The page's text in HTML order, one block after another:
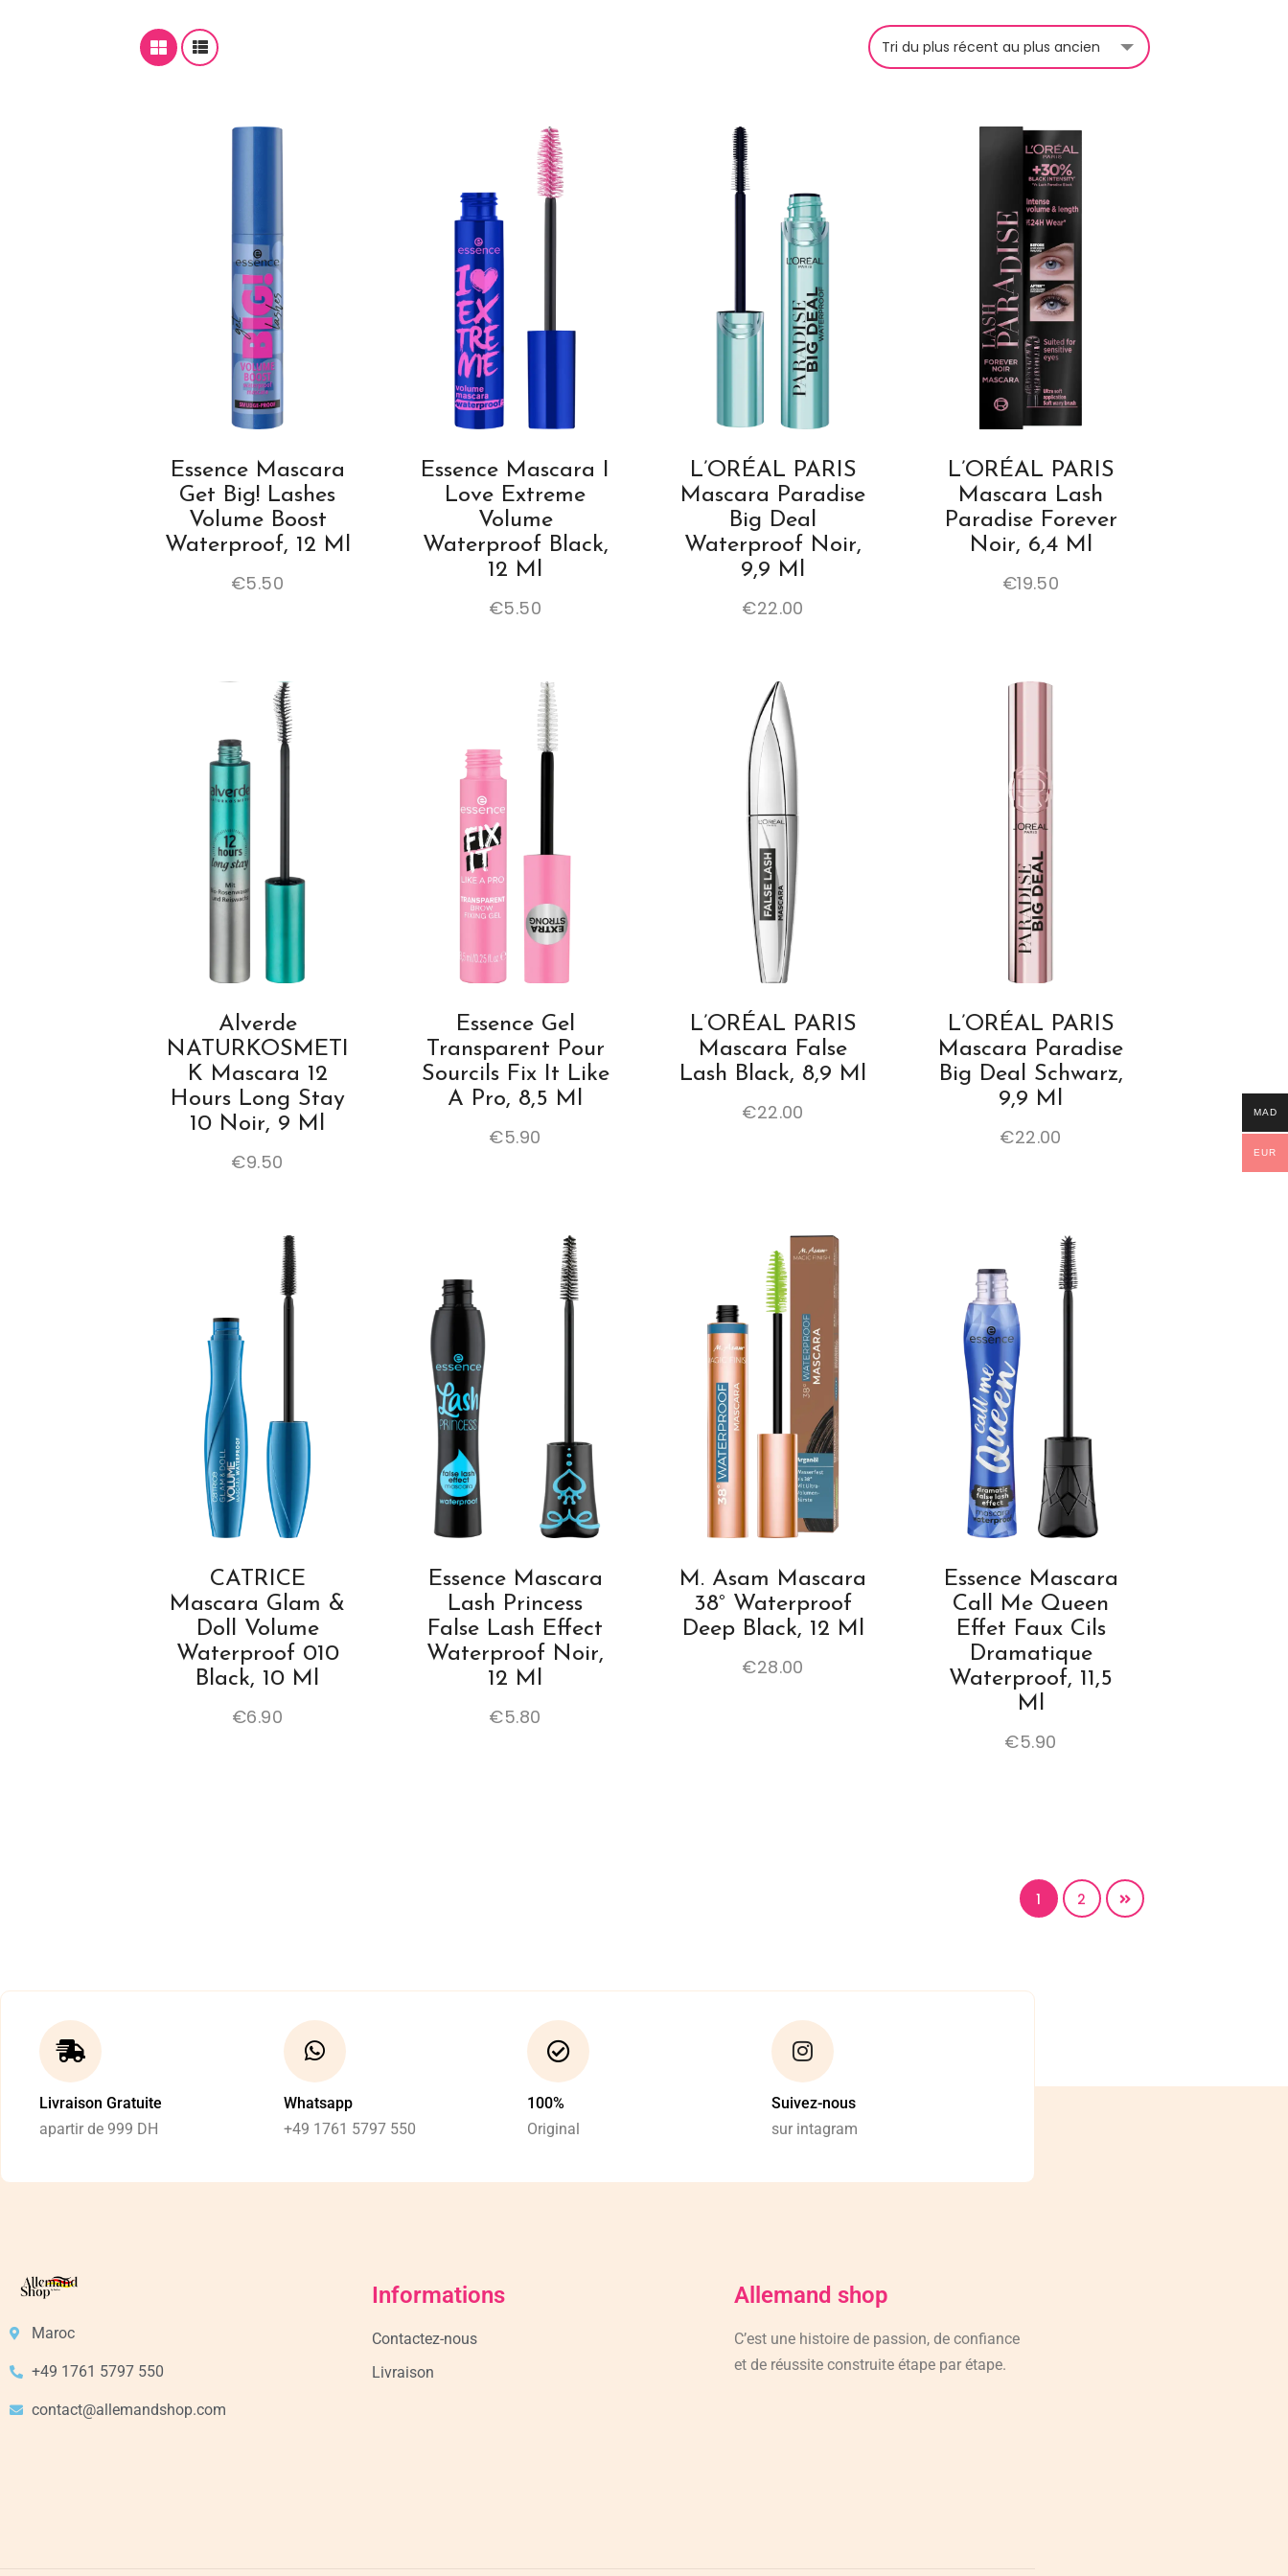
Essence Mascara
Get Big! Lashes
Volume Boost
Waterproof, 12 Ml
€5.50
Essence Mascara I
Love Extreme
Volume
Waterproof Black,
12 Ml
€5.50
L’ORÉAL PARIS
Mascara Paradise
Big Deal
Waterproof Noir,
9,9 Ml
€22.00
L’ORÉAL PARIS
Mascara Lash
Paradise Forever
Noir, 6,4 Ml
€19.50
Alverde
NATURKOSMETI
K Mascara 12
Hours Long Stay
10 Noir, 9 Ml
€9.50
Essence Gel
Transparent Pour
Sourcils Fix It Like
A Pro, 8,5 Ml
€5.90
L’ORÉAL PARIS
Mascara False
Lash Black, 8,9 Ml
€22.00
L’ORÉAL PARIS
Mascara Paradise
Big Deal Schwarz,
9,9 Ml
€22.00
CATRICE
Mascara Glam &
Doll Volume
Waterproof 010
Black, 10 Ml
€6.90
Essence Mascara
Lash Princess
False Lash Effect
Waterproof Noir,
12 Ml
€5.80
M. Asam Mascara
38° Waterproof
Deep Black, 12 Ml
€28.00
Essence Mascara
Call Me Queen
Effet Faux Cils
Dramatique
Waterproof, 11,5
Ml
€5.90
1 2
Livraison Gratuite
apartir de 999 DH
Whatsapp
+49 1761 5797 550
100%
Original
Suivez-nous
sur intagram
Maroc
+49 1761 5797 550
contact@allemandshop.com
Informations
Contactez-nous
Livraison
Allemand shop
C’est une histoire de passion, de confiance
et de réussite construite étape par étape.
MAD
EUR